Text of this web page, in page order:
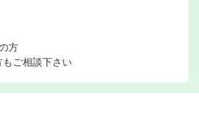
方
ご相談下さい